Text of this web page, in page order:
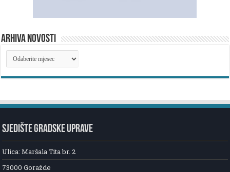
ARHIVA NOVOSTI
ARHIVA
NOVOSTI
SJEDIŠTE GRADSKE UPRAVE
Ulica: Maršala Tita br. 2
73000 Goražde